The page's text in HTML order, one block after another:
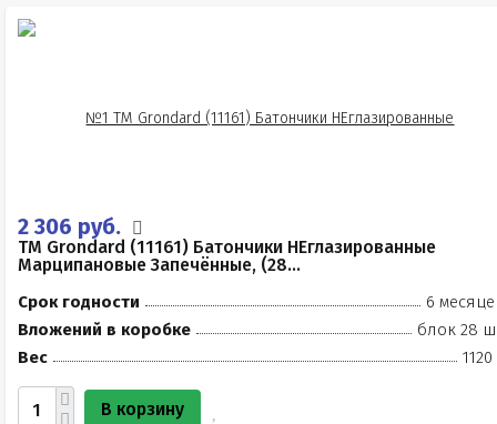
2 306 руб.
TM Grondard (11161) Батончики НЕглазированные
Марципановые Запечённые, (28...
Срок годности
6
Вложений в коробке
блок 28
Вес
1120
В корзину